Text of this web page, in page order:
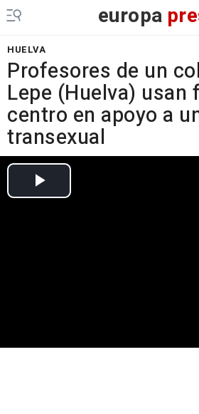
europa
HUELVA
Profesores de un
Lepe (Huelva) usan
centro en apoyo a
transexual